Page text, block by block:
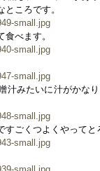
ころです。
べます。
汁みたいに汁がかな
すごくつよくやって